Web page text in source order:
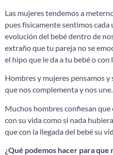
Las mujeres tendemos a
pues físicamente sentimos cada
evolución del bebé dentro de
extraño que tu pareja no se
el hipo que le da a tu bebé o
Hombres y mujeres pensamos
que nos complementa y nos une.
Muchos hombres confiesan que
con su vida como si nada
que con la llegada del bebé su
¿Qué podemos hacer para